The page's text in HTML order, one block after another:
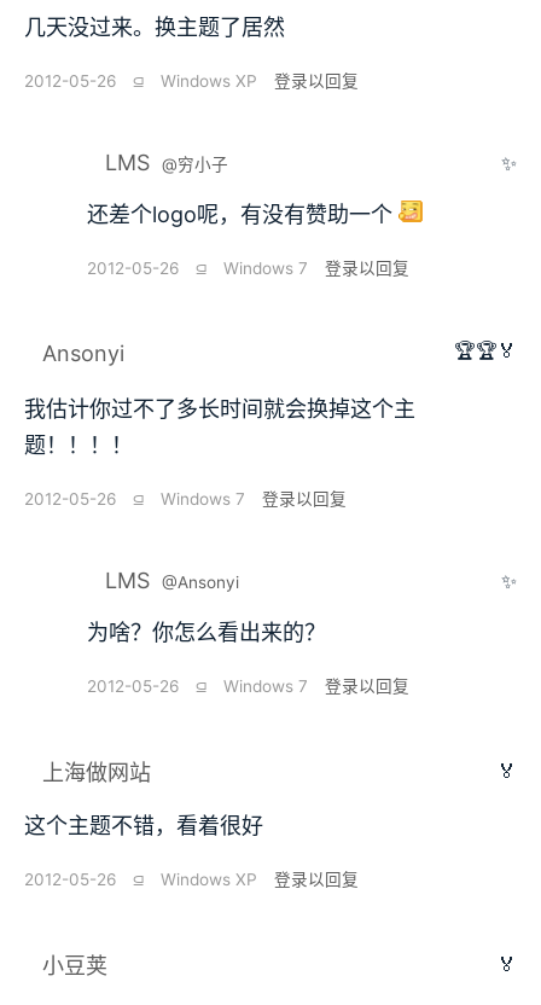
几天没过来。换主题了居然
2012-05-26 ⫑ Windows XP 登录以回复
LMS @穷小子 ✨
还差个logo呢，有没有赞助一个
2012-05-26 ⫑ Windows 7 登录以回复
Ansonyi 🏆🏆🏅
我估计你过不了多长时间就会换掉这个主
题！！！！
2012-05-26 ⫑ Windows 7 登录以回复
LMS @Ansonyi ✨
为啥？你怎么看出来的？
2012-05-26 ⫑ Windows 7 登录以回复
上海做网站 🏅
这个主题不错，看着很好
2012-05-26 ⫑ Windows XP 登录以回复
小豆荚 🏅